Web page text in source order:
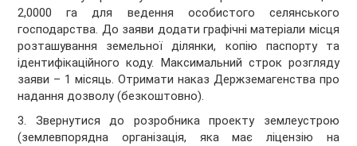
2,0000 га для ведення особистого селянського
господарства. До заяви додати графічні матеріали місця
розташування земельної ділянки, копію паспорту та
ідентифікаційного коду. Максимальний строк розгляду
заяви – 1 місяць. Отримати наказ Держземагенства про
надання дозволу (безкоштовно).
3. Звернутися до розробника проекту землеустрою
(землевпорядна організація, яка має ліцензію на